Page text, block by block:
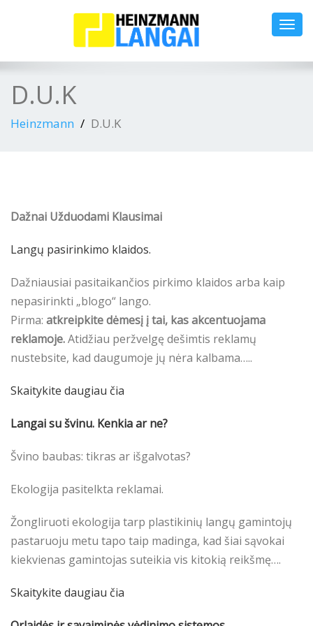
D.U.K
Heinzmann D.U.K
Dažnai Užduodami Klausimai
Langų pasirinkimo klaidos.
Dažniausiai pasitaikančios pirkimo klaidos arba kaip
nepasirinkti „blogo“ lango.
Pirma: atkreipkite dėmesį į tai, kas akcentuojama
reklamoje.Atidžiau peržvelgę dešimtis reklamų
nustebsite, kad daugumoje jų nėra kalbama…..
Skaitykite daugiau čia
Langai su švinu. Kenkia ar ne?
Švino baubas: tikras ar išgalvotas?
Ekologija pasitelkta reklamai.
Žongliruoti ekologija tarp plastikinių langų gamintojų
pastaruoju metu tapo taip madinga, kad šiai sąvokai
kiekvienas gamintojas suteikia vis kitokią reikšmę….
Skaitykite daugiau čia